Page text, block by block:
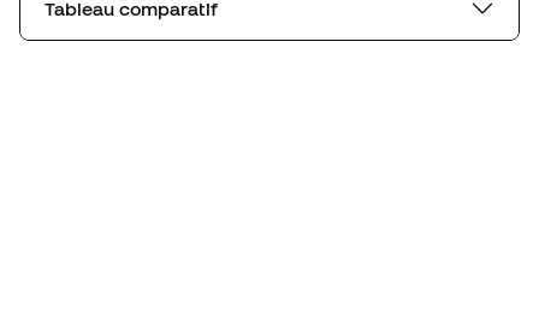
Tableau comparatif